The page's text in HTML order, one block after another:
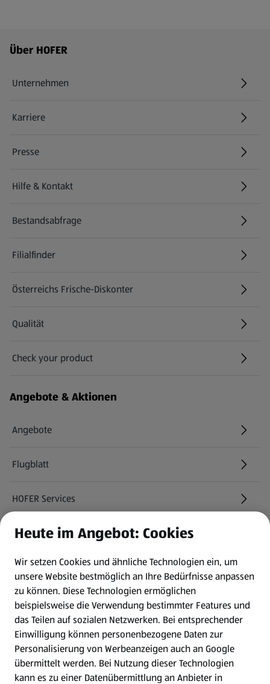
Fußzeilenmenü - weitere Links
Über HOFER
Unternehmen
Karriere
(öffnet in einem neuen Tab)
Presse
Hilfe & Kontakt
(öffnet in einem neuen Tab)
Bestandsabfrage
(öffnet in einem neuen Tab)
Filialfinder
Österreichs Frische-Diskonter
Qualität
Check your product
(öffnet in einem neuen Tab)
Angebote & Aktionen
Angebote
Flugblatt
HOFER Services
Newsletter
WhatsApp
Gewinnspiele
Mein HOFER. Meine Einkäufe.
Meine Meinung. Mein HOFER.
Heute im Angebot: Cookies
Wir setzen Cookies und ähnliche Technologien ein, um
unsere Website bestmöglich an Ihre Bedürfnisse anpassen
zu können. Diese Technologien ermöglichen
beispielsweise die Verwendung bestimmter Features und
das Teilen auf sozialen Netzwerken. Bei entsprechender
Einwilligung können personenbezogene Daten zur
Personalisierung von Werbeanzeigen auch an Google
übermittelt werden. Bei Nutzung dieser Technologien
kann es zu einer Datenübermittlung an Anbieter in